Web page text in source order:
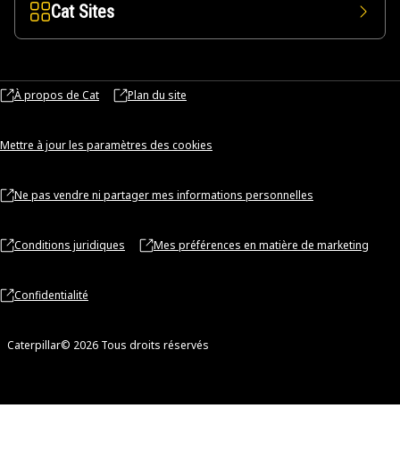
Cat Sites
À propos de Cat Plan du site
Mettre à jour les paramètres des cookies
Ne pas vendre ni partager mes informations personnelles
Conditions juridiques Mes préférences en matière de marketing
Confidentialité
Caterpillar© 2026 Tous droits réservés